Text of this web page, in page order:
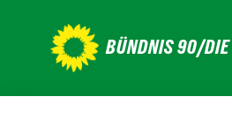
BÜNDNIS 90/DIE